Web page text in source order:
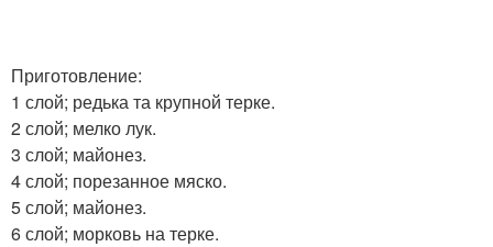
Приготовление:
1 слой; редька та крупной терке.
2 слой; мелко лук.
3 слой; майонез.
4 слой; порезанное мяско.
5 слой; майонез.
6 слой; морковь на терке.